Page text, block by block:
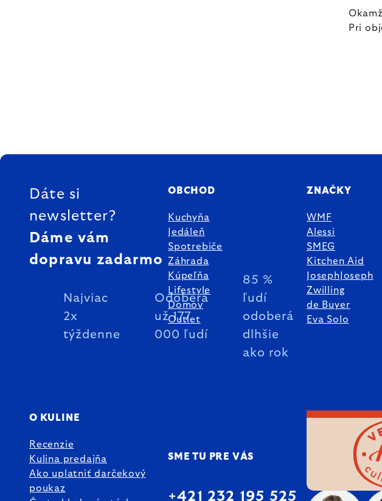
Pri
ZÁPÄTIE
Dáte si
newsletter?
Dáme vám
dopravu zadarmo
Najviac
2x
týždenne
Odoberá
už 177
000 ľudí
85 %
ľudí
odoberá
dlhšie
ako rok
OBCHOD
Kuchyňa
Jedáleň
Spotrebiče
Záhrada
Kúpeľňa
Lifestyle
Domov
Outlet
ZNAČKY
WMF
Alessi
SMEG
Kitchen Aid
JosephJoseph
Zwilling
de Buyer
Eva Solo
O KULINE
Recenzie
Kulina predajňa
Ako uplatniť darčekový
poukaz
SME TU PRE VÁS
+421 232 195 525